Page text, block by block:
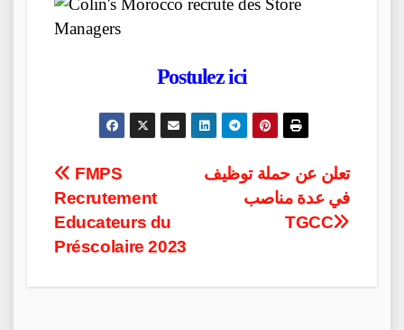
Postulez ici
Post
navigation
تعلن عن حملة توظيف
في عدة مناصب
TGCC
FMPS
Recrutement
Educateurs du
Préscolaire 2023